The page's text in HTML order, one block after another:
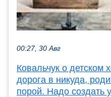
00:27, 30 Авг
Ковальчук о детском
дорога в никуда,
порой. Надо создать